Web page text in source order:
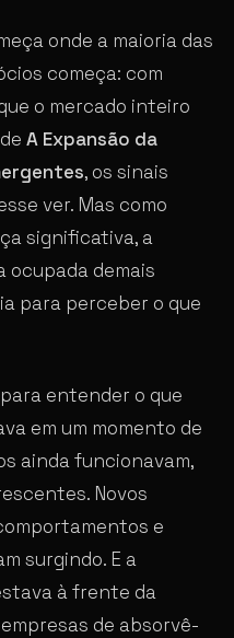
onde a maioria das
começa: com
o mercado inteiro
A Expansão da
, os sinais
ver. Mas como
significativa, a
ocupada demais
para perceber o que
entender o que
em um momento de
ainda funcionavam,
Novos
e
surgindo. E a
à frente da
de absorvê-